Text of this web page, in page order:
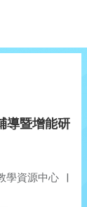
導暨增能研
學資源中心 |